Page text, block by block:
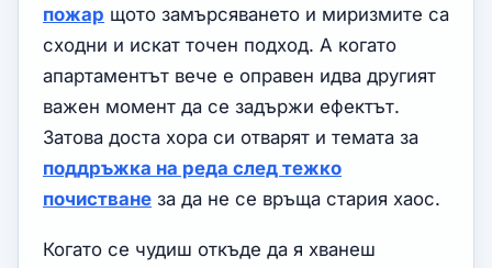
пожар щото замърсяването и миризмите са
сходни и искат точен подход. А когато
апартаментът вече е оправен идва другият
важен момент да се задържи ефектът.
Затова доста хора си отварят и темата за
поддръжка на реда след тежко
почистване за да не се връща стария хаос.
Когато се чудиш откъде да я хванеш